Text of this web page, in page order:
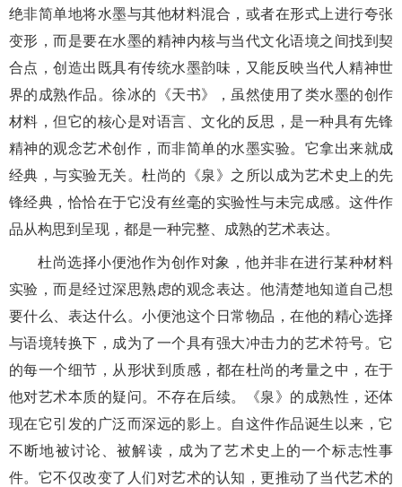
绝非简单地将水墨与其他材料混合，或者在形式上进行夸张
变形，而是要在水墨的精神内核与当代文化语境之间找到契
合点，创造出既具有传统水墨韵味，又能反映当代人精神世
界的成熟作品。徐冰的《天书》，虽然使用了类水墨的创作
材料，但它的核心是对语言、文化的反思，是一种具有先锋
精神的观念艺术创作，而非简单的水墨实验。它拿出来就成
经典，与实验无关。杜尚的《泉》之所以成为艺术史上的先
锋经典，恰恰在于它没有丝毫的实验性与未完成感。这件作
品从构思到呈现，都是一种完整、成熟的艺术表达。
杜尚选择小便池作为创作对象，他并非在进行某种材料
实验，而是经过深思熟虑的观念表达。他清楚地知道自己想
要什么、表达什么。小便池这个日常物品，在他的精心选择
与语境转换下，成为了一个具有强大冲击力的艺术符号。它
的每一个细节，从形状到质感，都在杜尚的考量之中，在于
他对艺术本质的疑问。不存在后续。《泉》的成熟性，还体
现在它引发的广泛而深远的影上。自这件作品诞生以来，它
不断地被讨论、被解读，成为了艺术史上的一个标志性事
件。它不仅改变了人们对艺术的认知，更推动了当代艺术的